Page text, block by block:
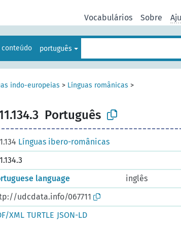
Vocabulários Sobre
conteúdo português
indo-europeias > Línguas românicas >
Português
Línguas ibero-românicas
language
inglês
udcdata.info/067711
XML TURTLE JSON-LD